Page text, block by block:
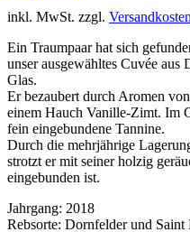
inkl. MwSt. zzgl. Versandkosten
Ein Traumpaar hat sich
unser ausgewähltes Cuvée
Glas.
Er bezaubert durch Aromen
einem Hauch Vanille-Zimt. Im
fein eingebundene Tannine.
Durch die mehrjährige
strotzt er mit seiner holzig
eingebunden ist.
Jahrgang: 2018
Rebsorte: Dornfelder und Saint